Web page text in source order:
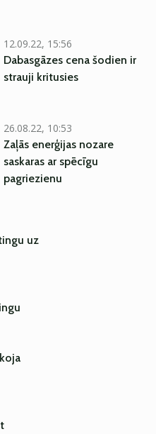
12.09.22, 15:56
Dabasgāzes cena šodien ir
strauji kritusies
26.08.22, 10:53
Zaļās enerģijas nozare
saskaras ar spēcīgu
pagriezienu
uz